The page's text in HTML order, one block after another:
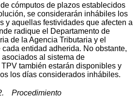
cómputos de plazos establecidos
se considerarán inhábiles los
y aquellas festividades que afecten a
radique el Departamento de
de la Agencia Tributaria y el
entidad adherida. No obstante,
al sistema de
también estarán disponibles y
los días considerados inhábiles.
Procedimiento